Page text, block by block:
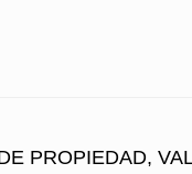
PROPIEDAD,